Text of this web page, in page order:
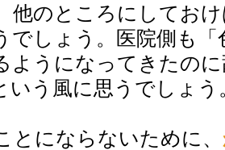
他のところにしてお
でしょう。医院側も
ようになってきたの
いう風に思うでしょう
とにならないために、